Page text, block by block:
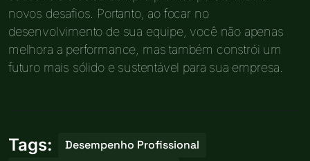
novos desafios. Portanto, ao focar no
desenvolvimento de sua equipe, você não apenas
melhora a performance, mas também constrói um
futuro mais sólido e sustentável para sua empresa.
Tags:
Desempenho Profissional